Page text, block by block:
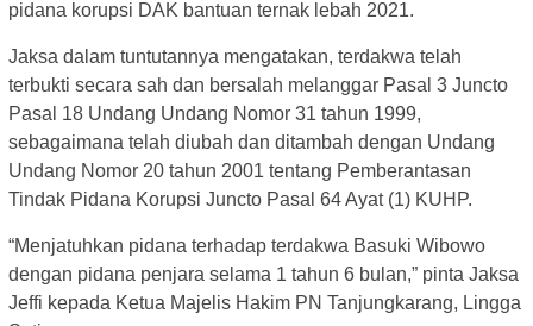
pidana korupsi DAK bantuan ternak lebah 2021.
Jaksa dalam tuntutannya mengatakan, terdakwa telah
terbukti secara sah dan bersalah melanggar Pasal 3 Juncto
Pasal 18 Undang Undang Nomor 31 tahun 1999,
sebagaimana telah diubah dan ditambah dengan Undang
Undang Nomor 20 tahun 2001 tentang Pemberantasan
Tindak Pidana Korupsi Juncto Pasal 64 Ayat (1) KUHP.
“Menjatuhkan pidana terhadap terdakwa Basuki Wibowo
dengan pidana penjara selama 1 tahun 6 bulan,” pinta Jaksa
Jeffi kepada Ketua Majelis Hakim PN Tanjungkarang, Lingga